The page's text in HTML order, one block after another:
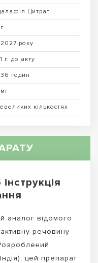
Цитрат
року
г. до акту
годин
кількостях
інструкція
аналог відомого
речовину
цей препарат